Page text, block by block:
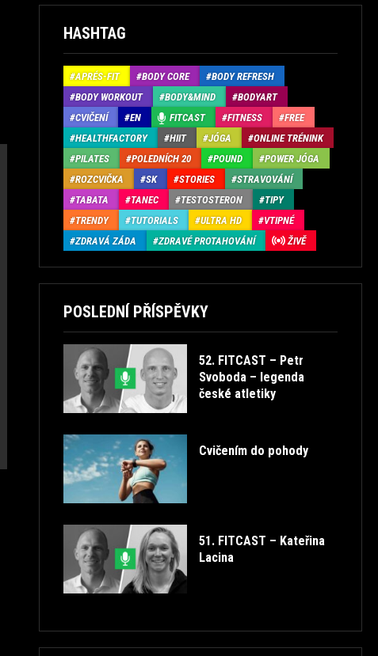
HASHTAG
APRÉS-FIT BODY CORE
BODY REFRESH
BODY WORKOUT
BODY&MIND
BODYART
CVIČENÍ
EN FITCAST FITNESS
FREE
HEALTHFACTORY
HIIT JÓGA
ONLINE TRÉNINK
PILATES
POLEDNÍCH 20 POUND
POWER JÓGA
ROZCVIČKA
SK STORIES
STRAVOVÁNÍ
TABATA
TANEC TESTOSTERON
TIPY
TRENDY
TUTORIALS ULTRA HD
VTIPNÉ
ZDRAVÁ ZÁDA
ZDRAVÉ PROTAHOVÁNÍ ŽIVĚ
POSLEDNÍ PŘÍSPĚVKY
52. FITCAST – Petr
Svoboda – legenda
české atletiky
Cvičením do pohody
51. FITCAST – Kateřina
Lacina